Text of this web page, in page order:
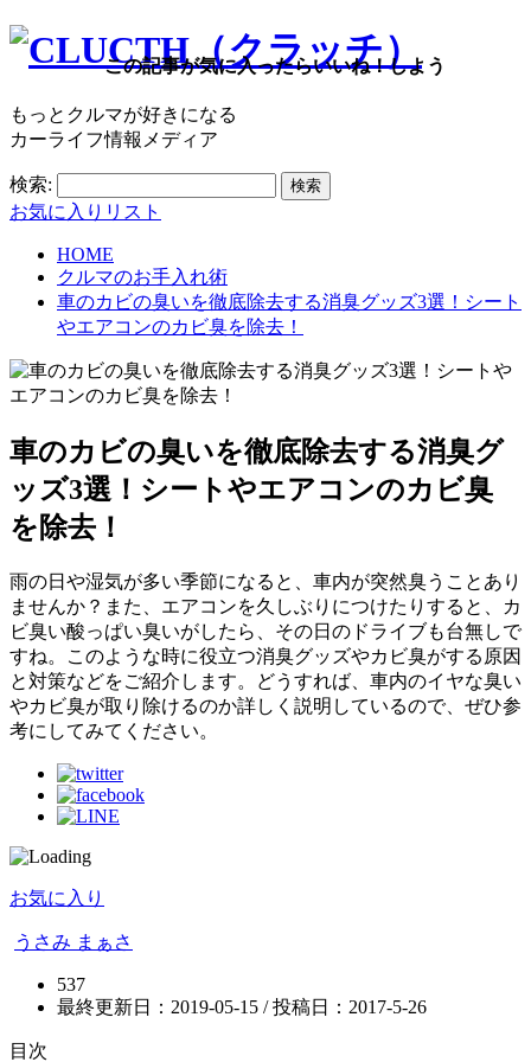
もっとクルマが好きになる
カーライフ情報メディア
検索:
お気に入りリスト
HOME
クルマのお手入れ術
車のカビの臭いを徹底除去する消臭グッズ3選！シート
やエアコンのカビ臭を除去！
車のカビの臭いを徹底除去する消臭グ
ッズ3選！シートやエアコンのカビ臭
を除去！
雨の日や湿気が多い季節になると、車内が突然臭うことあり
ませんか？また、エアコンを久しぶりにつけたりすると、カ
ビ臭い酸っぱい臭いがしたら、その日のドライブも台無しで
すね。このような時に役立つ消臭グッズやカビ臭がする原因
と対策などをご紹介します。どうすれば、車内のイヤな臭い
やカビ臭が取り除けるのか詳しく説明しているので、ぜひ参
考にしてみてください。
お気に入り
うさみ まぁさ
537
最終更新日：2019-05-15 / 投稿日： 2017-5-26
目次
この記事が気に入ったらいいね！しよう